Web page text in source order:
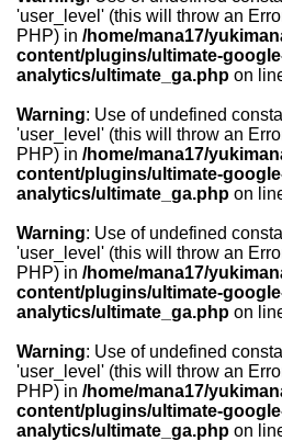
'user_level' (this will throw an
PHP) in /home/mana17/
content/plugins/ultimate-
analytics/ultimate_ga.php on
Warning: Use of undefined
'user_level' (this will throw an
PHP) in /home/mana17/
content/plugins/ultimate-
analytics/ultimate_ga.php on
Warning: Use of undefined
'user_level' (this will throw an
PHP) in /home/mana17/
content/plugins/ultimate-
analytics/ultimate_ga.php on
Warning: Use of undefined
'user_level' (this will throw an
PHP) in /home/mana17/
content/plugins/ultimate-
analytics/ultimate_ga.php on